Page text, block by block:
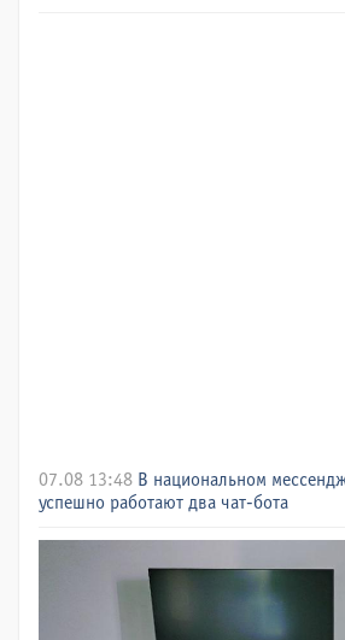
07.08 13:48 В национальном
успешно работают два чат-бота